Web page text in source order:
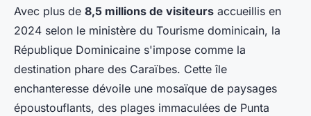
Quoi voir en république
dominicaine : un guide des
incontournables
Clément•6 novembre 2025•5 min de lecture
Avec plus de 8,5 millions de visiteurs accueillis en
2024 selon le ministère du Tourisme dominicain, la
République Dominicaine s'impose comme la
destination phare des Caraïbes. Cette île
enchanteresse dévoile une mosaïque de paysages
époustouflants, des plages immaculées de Punta